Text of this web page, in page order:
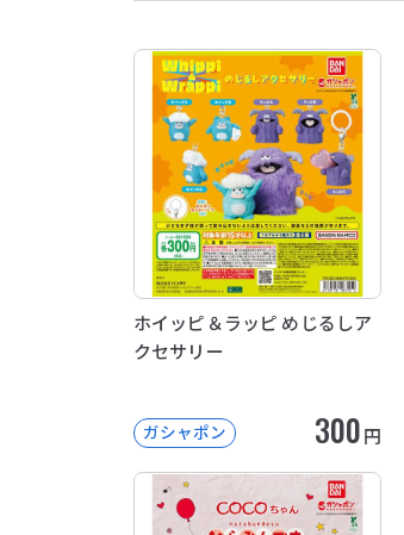
ホイッピ＆ラッピ めじるしア
クセサリー
ガシャポン 300円